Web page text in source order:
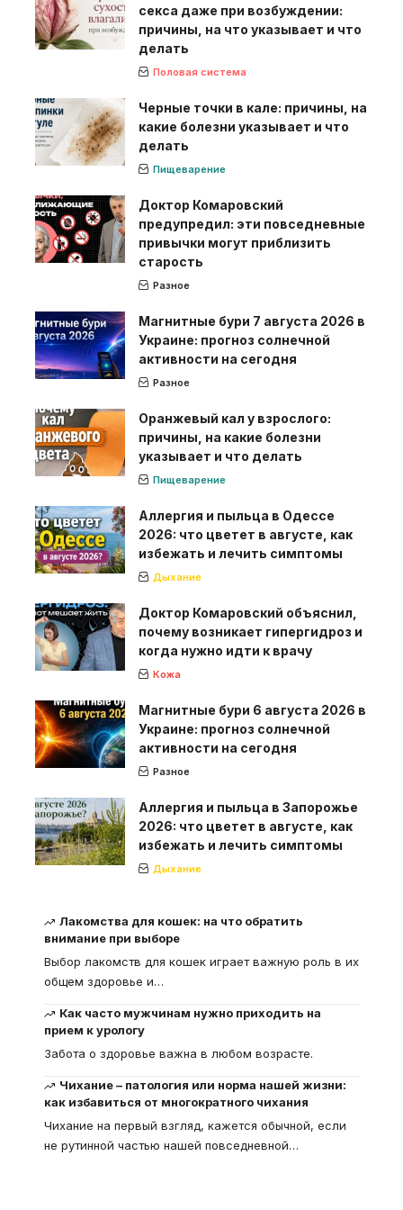
секса даже при возбуждении:
причины, на что указывает и что
делать
Половая система
Черные точки в кале: причины, на
какие болезни указывает и что
делать
Пищеварение
Доктор Комаровский
предупредил: эти повседневные
привычки могут приблизить
старость
Разное
Магнитные бури 7 августа 2026 в
Украине: прогноз солнечной
активности на сегодня
Разное
Оранжевый кал у взрослого:
причины, на какие болезни
указывает и что делать
Пищеварение
Аллергия и пыльца в Одессе
2026: что цветет в августе, как
избежать и лечить симптомы
Дыхание
Доктор Комаровский объяснил,
почему возникает гипергидроз и
когда нужно идти к врачу
Кожа
Магнитные бури 6 августа 2026 в
Украине: прогноз солнечной
активности на сегодня
Разное
Аллергия и пыльца в Запорожье
2026: что цветет в августе, как
избежать и лечить симптомы
Дыхание
Лакомства для кошек: на что обратить
внимание при выборе
Выбор лакомств для кошек играет важную роль в их
общем здоровье и…
Как часто мужчинам нужно приходить на
прием к урологу
Забота о здоровье важна в любом возрасте.
Чихание – патология или норма нашей жизни:
как избавиться от многократного чихания
Чихание на первый взгляд, кажется обычной, если
не рутинной частью нашей повседневной…